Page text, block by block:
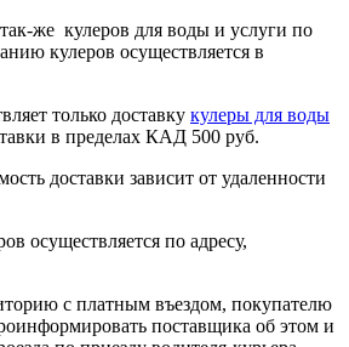
же кулеров для воды и услуги по
кулеров осуществляется в
только доставку кулеры для воды
в пределах КАД 500 руб.
доставки зависит от удаленности
осуществляется по адресу,
с платным въездом, покупателю
поставщика об этом и